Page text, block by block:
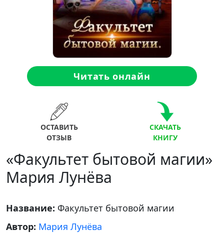
Читать онлайн
ОСТАВИТЬ
ОТЗЫВ
СКАЧАТЬ
КНИГУ
«Факультет бытовой магии»
Мария Лунёва
Название: Факультет бытовой магии
Автор: Мария Лунёва